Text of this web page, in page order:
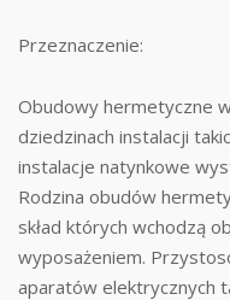
Przeznaczenie:
Obudowy hermetyczne
dziedzinach instalacji
instalacje natynkowe
Rodzina obudów
skład których wchodzą
wyposażeniem.
aparatów elektrycznych